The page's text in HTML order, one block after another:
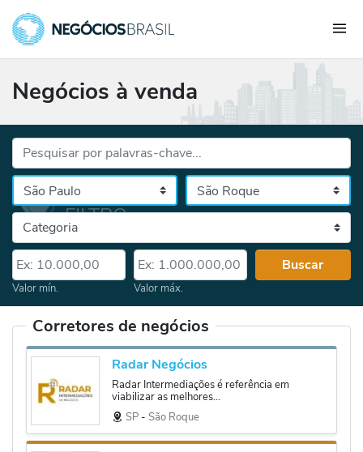
Negócios à venda
Palavras-chave...
Cidade
Selecione o estado, depois a cidade
Categoria
Valor mín.
Valor mín.
Valor máx.
Valor máx.
Buscar
Corretores de negócios
Radar Negócios
Radar Intermediações é referência em
viabilizar as melhores...
SP ‐ São Roque